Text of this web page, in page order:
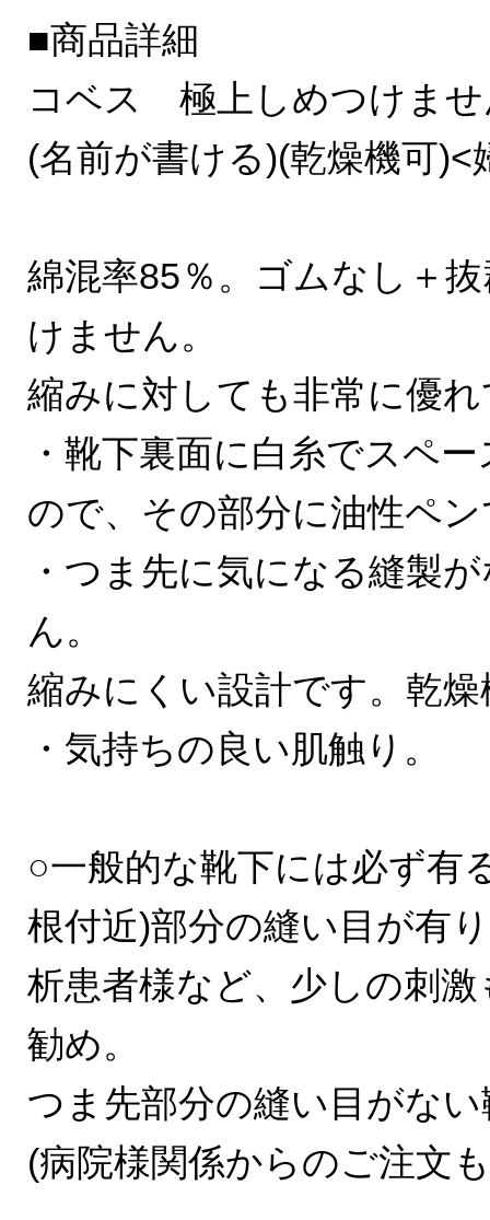
■商品詳細
コベス 極上しめつけませ
(名前が書ける)(乾燥機可)<
綿混率85％。ゴムなし＋
けません。
縮みに対しても非常に優
・靴下裏面に白糸でスペ
ので、その部分に油性ペ
・つま先に気になる縫製
ん。
縮みにくい設計です。乾
・気持ちの良い肌触り。
○一般的な靴下には必ず有
根付近)部分の縫い目が有
析患者様など、少しの刺
勧め。
つま先部分の縫い目がない
(病院様関係からのご注文